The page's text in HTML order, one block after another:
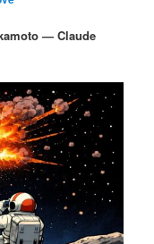
— Claude